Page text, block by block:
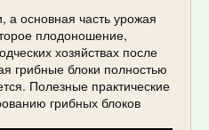
а основная часть урожая
плодоношение,
хозяйствах после
грибные блоки полностью
Полезные практические
грибных блоков